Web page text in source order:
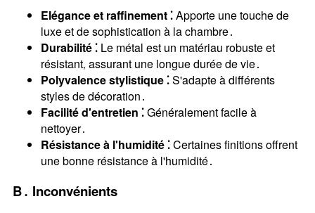
Elégance et raffinement ⁚Apporte une touche de
luxe et de sophistication à la chambre․
Durabilité ⁚Le métal est un matériau robuste et
résistant‚ assurant une longue durée de vie․
Polyvalence stylistique ⁚S'adapte à différents
styles de décoration․
Facilité d'entretien ⁚Généralement facile à
nettoyer․
Résistance à l'humidité ⁚Certaines finitions offrent
une bonne résistance à l'humidité․
B․ Inconvénients